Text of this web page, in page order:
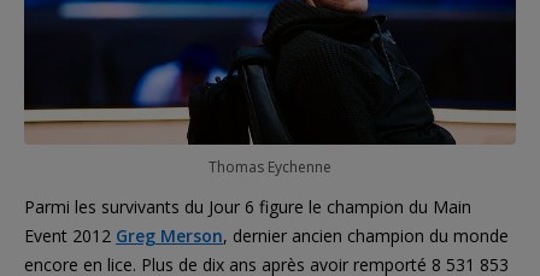
Thomas Eychenne
Parmi les survivants du Jour 6 figure le champion du Main
Event 2012 Greg Merson, dernier ancien champion du monde
encore en lice. Plus de dix ans après avoir remporté 8 531 853